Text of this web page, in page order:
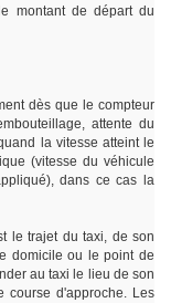
montant de départ du
dès que le compteur
attente du
la vitesse atteint le
(vitesse du véhicule
dans ce cas la
le trajet du taxi, de son
domicile ou le point de
au taxi le lieu de son
course d'approche. Les